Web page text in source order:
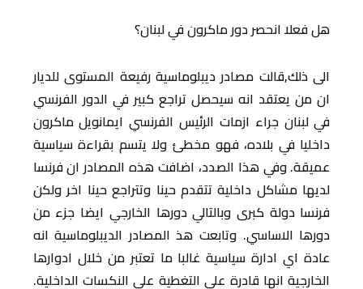
هل فعلا انحصر دور ماكرون في لبنان؟
الى ذلك,قالت مصادر ديبلوماسية رفيعة المستوى للديار
ان من يعتقد انه سيحصل تراجع كبير في الدور الفرنسي
في لبنان جراء ازمات الرئيس الفرنسي ايمانويل ماكرون
داخليا في بلاده، فهو مخطئ ولا يتسم بقراءة سياسية
عميقة. وفي هذا الصدد، اضافت هذه المصادر ان فرنسا
لديها مشاكل داخلية تتقدم حينا وتتراجع حينا اخر ولكن
فرنسا دولة كبرى وبالتالي دورها الخارجي ايضا جزء من
دورها الاساسي. وتابعت هذ المصادر الديبلوماسية انه
عادة اي ادارة سياسية غالبا ما تعتبر من خلال ادوارها
الخارجية انها قادرة على التغطية على النكسات الداخلية.